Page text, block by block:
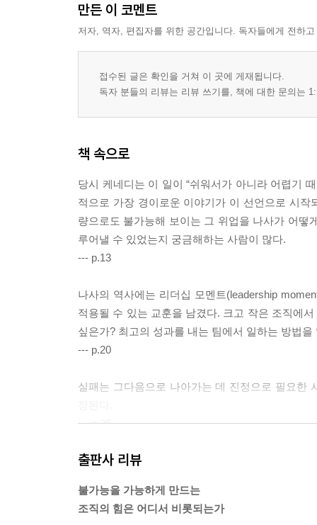
만든 이 코멘트
저자, 역자, 편집자를 위한 공간입니다. 독자들에게 전하
접수된 글은 확인을 거쳐 이 곳에 게재됩니다.
독자 분들의 리뷰는 리뷰 쓰기를, 책에 대한 문의는
책 속으로
당시 케네디는 이 일이 “쉬워서가 아니라 어렵기
적으로 가장 경이로운 이야기가 이 선언으로 시
량으로도 불가능해 보이는 그 위업을 나사가 어떻
루어낼 수 있었는지 궁금해하는 사람이 많다.
--- p.13
나사의 역사에는 리더십 모멘트(leadership
적용될 수 있는 교훈을 남겼다. 크고 작은 조직에
싶은가? 최고의 성과를 내는 팀에서 일하는 방법
--- p.20
실패는 그다음으로 나아가는 데 진정으로 필요한
--- p.26
오늘날의 유인 우주비행은 머큐리와 제미니 프로
에 지금도 여전히 유효하다.
--- p.57
출판사 리뷰
불가능을 가능하게 만드는
조직의 힘은 어디서 비롯되는가